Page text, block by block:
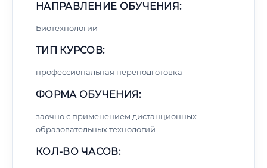
НАПРАВЛЕНИЕ ОБУЧЕНИЯ:
Биотехнологии
ТИП КУРСОВ:
профессиональная переподготовка
ФОРМА ОБУЧЕНИЯ:
заочно с применением дистанционных
образовательных технологий
КОЛ-ВО ЧАСОВ: